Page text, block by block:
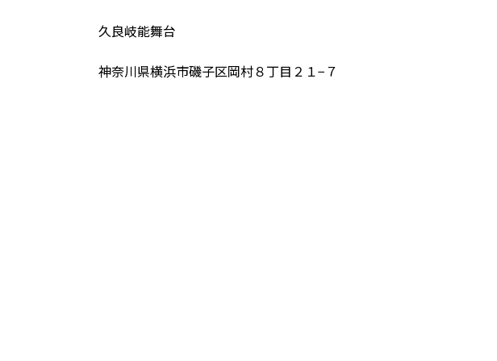
久良岐能舞台
神奈川県横浜市磯子区岡村８丁目２１−７